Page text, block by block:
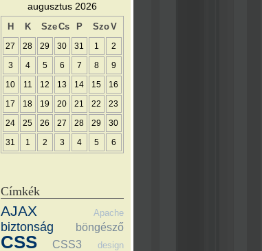
augusztus 2026
H K SzeCs P SzoV
27 28 29 30 31 1 2
3 4 5 6 7 8 9
10 11 12 13 14 15 16
17 18 19 20 21 22 23
24 25 26 27 28 29 30
31 1 2 3 4 5 6
Címkék
AJAX Apache
biztonság böngésző
CSS CSS3 design